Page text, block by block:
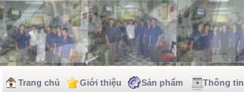
Trang chủ Giới thiệu Sản phẩm Thông tin